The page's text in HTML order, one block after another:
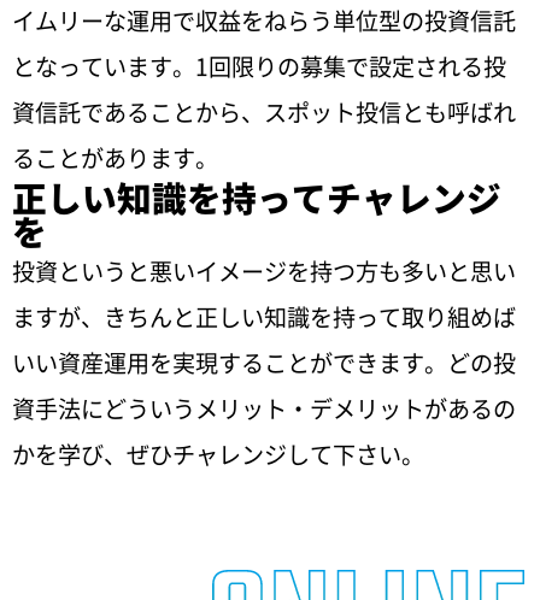
イムリーな運用で収益をねらう単位型の投資信託
となっています。1回限りの募集で設定される投
資信託であることから、スポット投信とも呼ばれ
ることがあります。
正しい知識を持ってチャレンジ
を
投資というと悪いイメージを持つ方も多いと思い
ますが、きちんと正しい知識を持って取り組めば
いい資産運用を実現することができます。どの投
資手法にどういうメリット・デメリットがあるの
かを学び、ぜひチャレンジして下さい。